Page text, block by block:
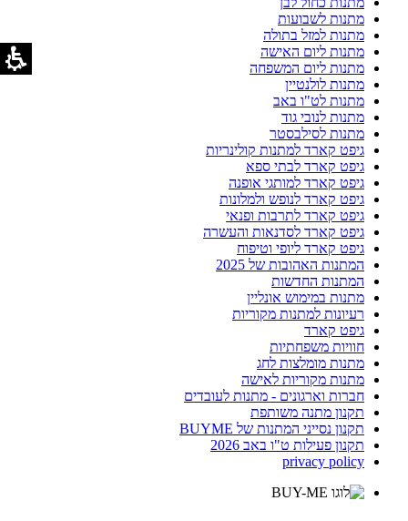
מתנות לשבועות
מתנות למזל בתולה
מתנות ליום האישה
מתנות ליום המשפחה
מתנות לולנטיין
מתנות לט"ו באב
מתנות לנובי גוד
מתנות לסילבסטר
גיפט קארד למתנות קולינריות
גיפט קארד לבתי ספא
גיפט קארד למותגי אופנה
גיפט קארד לנופש ולמלונות
גיפט קארד לתרבות ופנאי
גיפט קארד לסדנאות והעשרה
גיפט קארד ליופי וטיפוח
המתנות האהובות של 2025
המתנות החדשות
מתנות במימוש אונליין
רעיונות למתנות מקוריות
גיפט קארד
חוויות משפחתיות
מתנות מומלצות לחג
מתנות מקוריות לאישה
חברות וארגונים - מתנות לעובדים
תקנון מתנה משותפת
תקנון נסייני המתנות של BUYME
תקנון פעילות ט"ו באב 2026
privacy policy